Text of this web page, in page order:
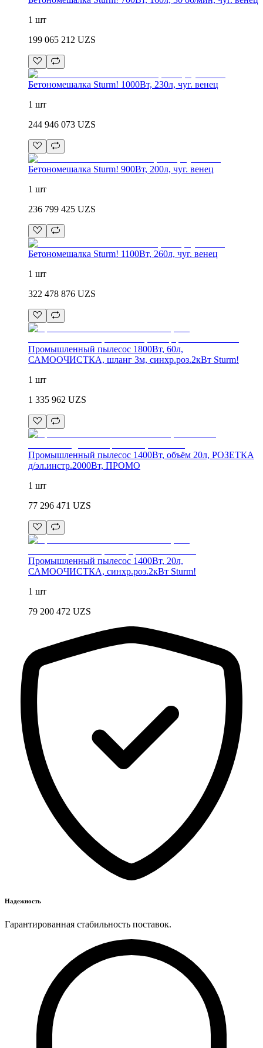
1 шт
199 065 212 UZS
Бетономешалка Sturm! 1000Вт, 230л, чуг. венец
1 шт
244 946 073 UZS
Бетономешалка Sturm! 900Вт, 200л, чуг. венец
1 шт
236 799 425 UZS
Бетономешалка Sturm! 1100Вт, 260л, чуг. венец
1 шт
322 478 876 UZS
Промышленный пылесос 1800Вт, 60л,
САМООЧИСТКА, шланг 3м, синхр.роз.2кВт Sturm!
1 шт
1 335 962 UZS
Промышленный пылесос 1400Вт, объём 20л, РОЗЕТКА
д/эл.инстр.2000Вт, ПРОМО
1 шт
77 296 471 UZS
Промышленный пылесос 1400Вт, 20л,
САМООЧИСТКА, синхр.роз.2кВт Sturm!
1 шт
79 200 472 UZS
Надежность
Гарантированная стабильность поставок.